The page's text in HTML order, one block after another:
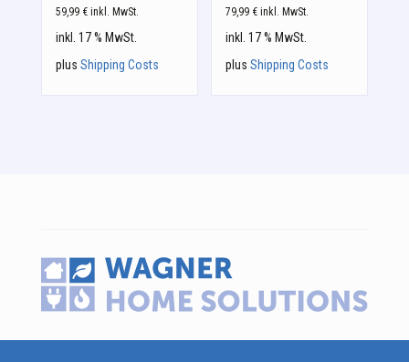
59,99 € inkl. MwSt.
inkl. 17 % MwSt.
plus Shipping Costs
79,99 € inkl. MwSt.
inkl. 17 % MwSt.
plusShipping Costs